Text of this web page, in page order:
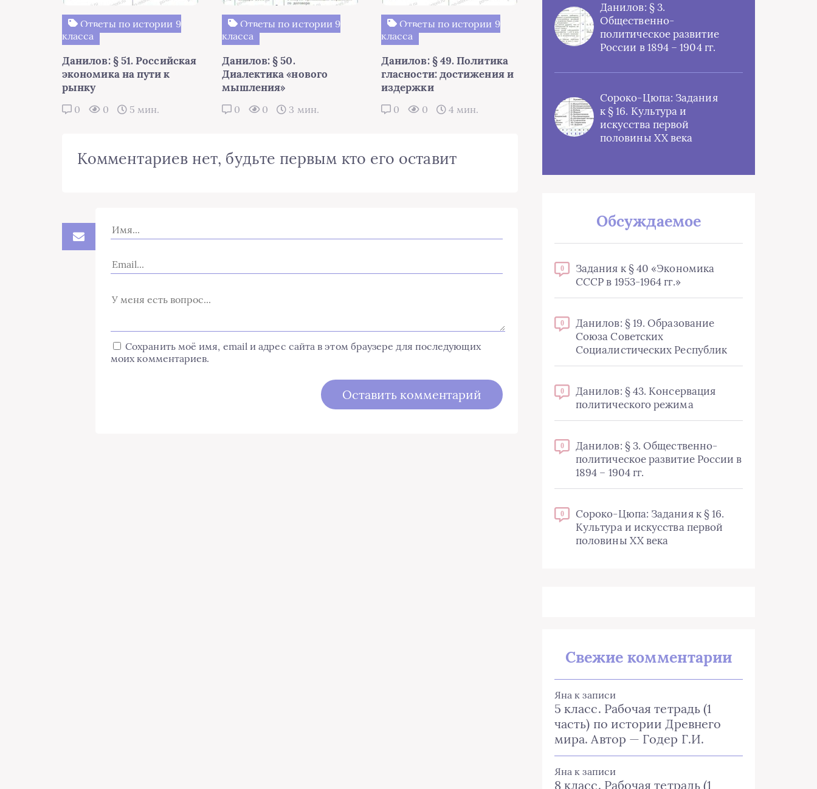
Ответы по истории 9
класса
Данилов: § 51. Российская
экономика на пути к
рынку
0 0 5 мин.
Ответы по истории 9
класса
Данилов: § 50.
Диалектика «нового
мышления»
0 0 3 мин.
Ответы по истории 9
класса
Данилов: § 49. Политика
гласности: достижения и
издержки
0 0 4 мин.
Комментариев нет, будьте первым кто его оставит
Сохранить моё имя, email и адрес сайта в этом браузере для последующих
моих комментариев.
Данилов: § 3.
Общественно-
политическое развитие
России в 1894 – 1904 гг.
Сороко-Цюпа: Задания
к § 16. Культура и
искусства первой
половины XX века
Обсуждаемое
0
Задания к § 40 «Экономика
СССР в 1953-1964 гг.»
0
Данилов: § 19. Образование
Союза Советских
Социалистических Республик
0
Данилов: § 43. Консервация
политического режима
0
Данилов: § 3. Общественно-
политическое развитие России в
1894 – 1904 гг.
0
Сороко-Цюпа: Задания к § 16.
Культура и искусства первой
половины XX века
Свежие комментарии
Яна к записи
5 класс. Рабочая тетрадь (1
часть) по истории Древнего
мира. Автор — Годер Г.И.
Яна к записи
8 класс. Рабочая тетрадь (1